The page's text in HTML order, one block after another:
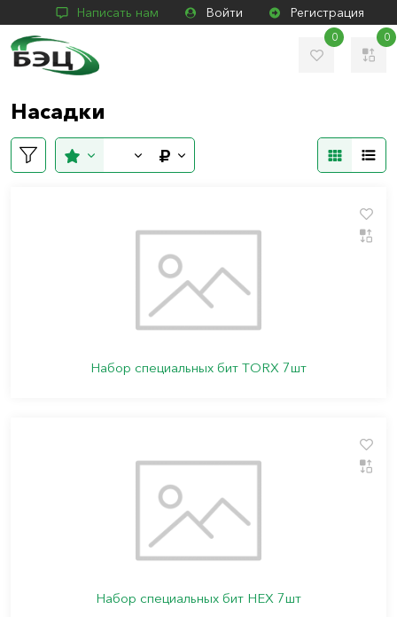
Написать нам Войти Регистрация
0 0
Насадки
Набор специальных бит TORX 7шт
Набор специальных бит HEX 7шт